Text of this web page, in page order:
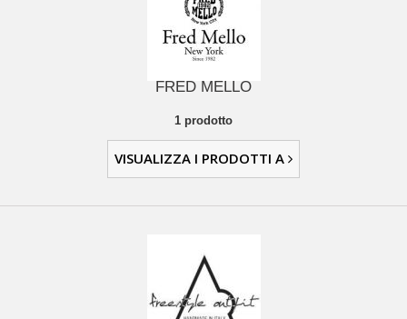
FRED MELLO
1 prodotto
VISUALIZZA I PRODOTTI A